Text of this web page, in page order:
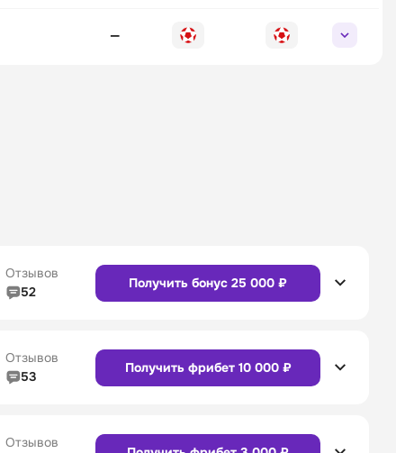
—
Отзывов
52
Получить бонус 25 000 ₽
Сайт Приложение
Отзывов
53
Получить фрибет 10 000 ₽
Отзывов